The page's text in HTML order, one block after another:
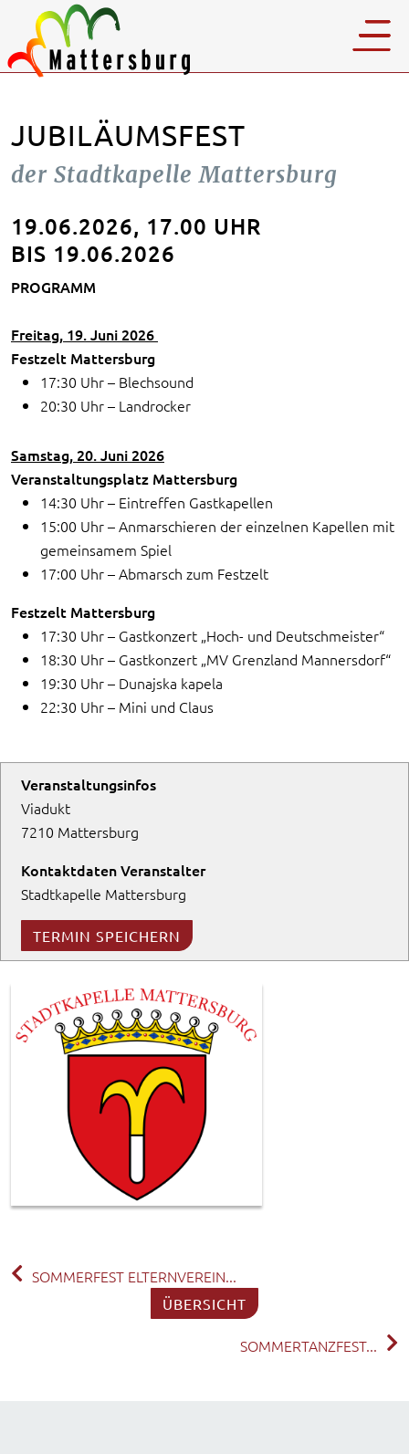
JUBILÄUMSFEST
der Stadtkapelle Mattersburg
19.06.2026, 17.00 UHR
BIS 19.06.2026
PROGRAMM
Freitag, 19. Juni 2026
Festzelt Mattersburg
17:30 Uhr – Blechsound
20:30 Uhr – Landrocker
Samstag, 20. Juni 2026
Veranstaltungsplatz Mattersburg
14:30 Uhr – Eintreffen Gastkapellen
15:00 Uhr – Anmarschieren der einzelnen Kapellen mit
gemeinsamem Spiel
17:00 Uhr – Abmarsch zum Festzelt
Festzelt Mattersburg
17:30 Uhr – Gastkonzert „Hoch- und Deutschmeister“
18:30 Uhr – Gastkonzert „MV Grenzland Mannersdorf“
19:30 Uhr – Dunajska kapela
22:30 Uhr – Mini und Claus
Veranstaltungsinfos
Viadukt
7210 Mattersburg
Kontaktdaten Veranstalter
Stadtkapelle Mattersburg
TERMIN SPEICHERN
SOMMERFEST ELTERNVEREIN...
ÜBERSICHT
SOMMERTANZFEST...